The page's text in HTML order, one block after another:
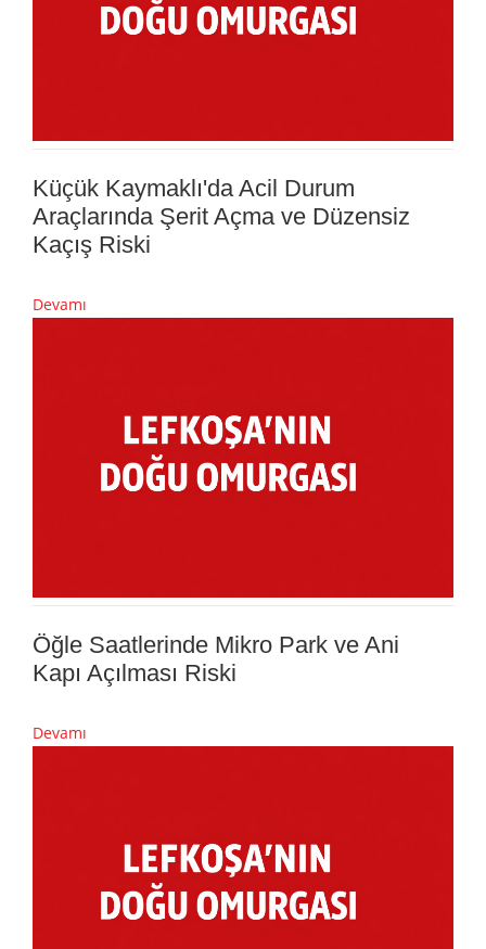
Küçük Kaymaklı'da Acil Durum
Araçlarında Şerit Açma ve Düzensiz
Kaçış Riski
Devamı
Öğle Saatlerinde Mikro Park ve Ani
Kapı Açılması Riski
Devamı